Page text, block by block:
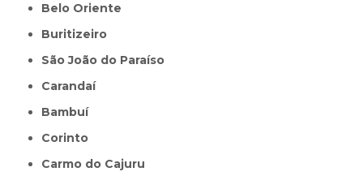
Belo Oriente
Buritizeiro
São João do Paraíso
Carandaí
Bambuí
Corinto
Carmo do Cajuru